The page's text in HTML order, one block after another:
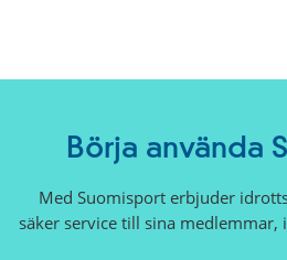
Börja använda
Med Suomisport erbjuder
säker service till sina